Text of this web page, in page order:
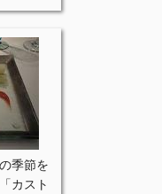
季節を
カスト